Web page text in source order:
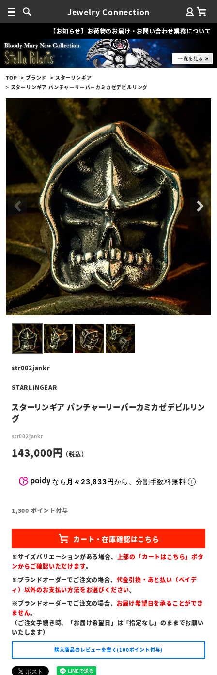
Jewelry Connection
【お知らせ】お荷物のお届け・お問い合わせ業務について
TOP ブランド
スターリンギア
スターリンギア パンチャーリーパーカミカゼデビルリング
str002jankr
STARLINGEAR
スターリンギア パンチャーリーパーカミカゼデビルリン
グ
str002jankr
143,000
なら 月々23,833円から。分割手数料無料
1,300 ポイント付与
※サイズバリエーションがある場合、 上部の「カートはこちら」ボタ
ンからご確認いただけます。
※ブランドオーダーでご注文の場合、 代金引換・あと払い（ペイデ
ィ）以外のお支払い方法をお選びください。
※ブランドオーダーでご注文の場合、 お届け希望日を承ることができ
ません。
（ご注文手続き時、「お届け希望日」は「指定なし」のままでお願い
いたします）
購入商品のレビューを書く(100ポイント付与)